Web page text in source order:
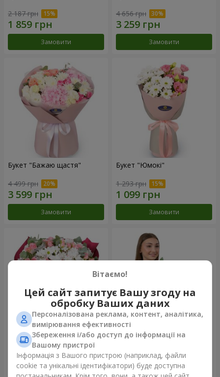
2 187 грн
Замовити
4 656 грн
Замовити
Букет "Бажаю щастя"
4 499 грн
Замовити
Букет "Юмокі"
1 293 грн
Замовити
Букет "Чарівність ніжності"
3 874 грн
Композиція "Білосніжна
гармонія"
3 145 грн
Вітаємо!
Цей сайт запитує Вашу згоду на
обробку Ваших даних
Персоналізована реклама, контент, аналітика,
вимірювання ефективності
Збереження і/або доступ до інформації на
Вашому пристрої
Інформація з Вашого пристрою (наприклад, файли
cookie та унікальні ідентифікатори) буде доступна